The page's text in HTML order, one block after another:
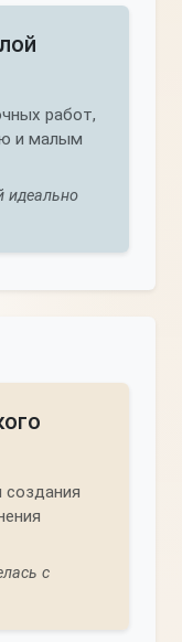
работ,
и малым
идеально
с